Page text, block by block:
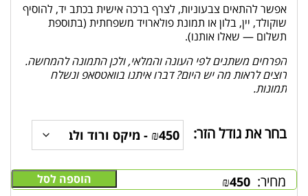
אפשר להתאים צבעוניות, לצרף ברכה אישית בכתב יד, להוסיף
שוקולד, יין, בלון או תמונת פולארויד משפחתית (בתוספת
תשלום — שאלו אותנו).
הפרחים משתנים לפי העונה והמלאי, ולכן התמונה להמחשה.
רוצים לראות מה יש היום? דברו איתנו בוואטסאפ ונשלח
תמונות.
בחר את גודל הזר:
מחיר: ₪450 הוספה לסל